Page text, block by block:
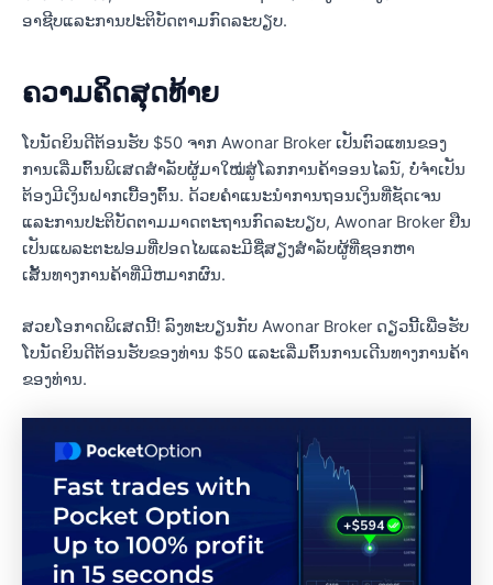
ອາຊີບແລະການປະຕິບັດຕາມກົດລະບຽບ.
ຄວາມຄິດສຸດທ້າຍ
ໂບນັດຍິນດີຕ້ອນຮັບ $50 ຈາກ Awonar Broker ເປັນຕົວແທນຂອງ
ການເລີ່ມຕົ້ນພິເສດສຳລັບຜູ້ມາໃໝ່ສູ່ໂລກການຄ້າອອນໄລນ໌, ບໍ່ຈໍາເປັນ
ຕ້ອງມີເງິນຝາກເບື້ອງຕົ້ນ. ດ້ວຍຄໍາແນະນໍາການຖອນເງິນທີ່ຊັດເຈນ
ແລະການປະຕິບັດຕາມມາດຕະຖານກົດລະບຽບ, Awonar Broker ຢືນ
ເປັນແພລະຕະຟອມທີ່ປອດໄພແລະມີຊື່ສຽງສໍາລັບຜູ້ທີ່ຊອກຫາ
ເສັ້ນທາງການຄ້າທີ່ມີຫມາກຜົນ.
ສວຍໂອກາດພິເສດນີ້! ລົງທະບຽນກັບ Awonar Broker ດຽວນີ້ເພື່ອຮັບ
ໂບນັດຍິນດີຕ້ອນຮັບຂອງທ່ານ $50 ແລະເລີ່ມຕົ້ນການເດີນທາງການຄ້າ
ຂອງທ່ານ.